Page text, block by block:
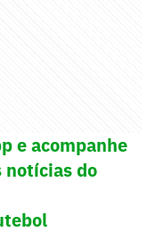
e acompanhe
notícias do